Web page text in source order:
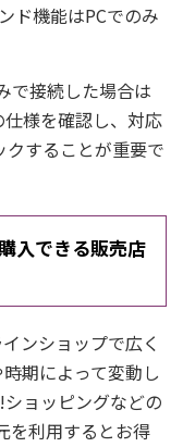
ド機能はPCでのみ
で接続した場合は
様を確認し、対応
することが重要で
入できる販売店
ンショップで広く
期によって変動し
ョッピングなどの
を利用するとお得